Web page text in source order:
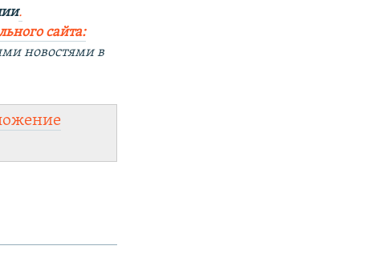
.
сайта:
новостями в